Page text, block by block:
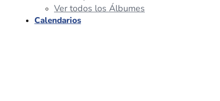
Ver todos los Álbumes
Calendarios